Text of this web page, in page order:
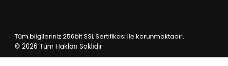
Tüm bilgileriniz 256bit SSL Sertifikası ile korunmaktadır.
© 2026 Tüm Hakları Saklıdır